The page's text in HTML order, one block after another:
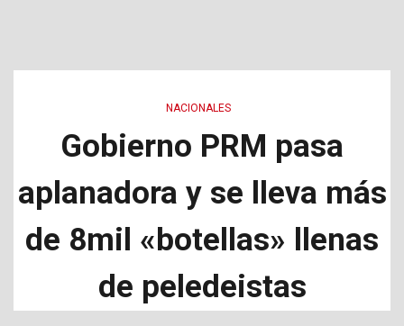
NACIONALES
Gobierno PRM pasa
aplanadora y se lleva más
de 8mil «botellas» llenas
de peledeistas